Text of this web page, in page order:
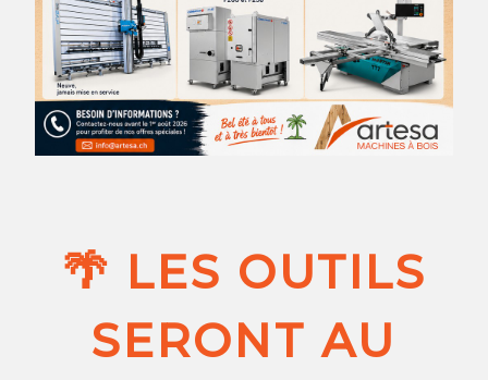
🌴 LES OUTILS
SERONT AU